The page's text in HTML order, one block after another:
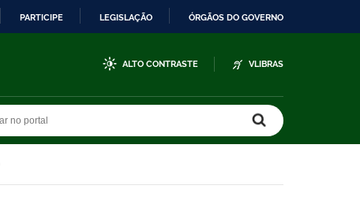
PARTICIPE LEGISLAÇÃO ÓRGÃOS DO GOVERNO
ALTO CONTRASTE VLIBRAS